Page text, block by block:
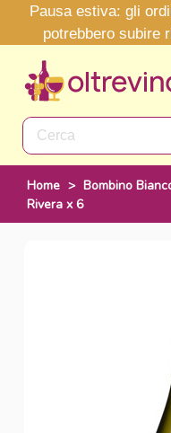
Pausa estiva: gli
potrebbero subire
Home > Bombino
Rivera x 6